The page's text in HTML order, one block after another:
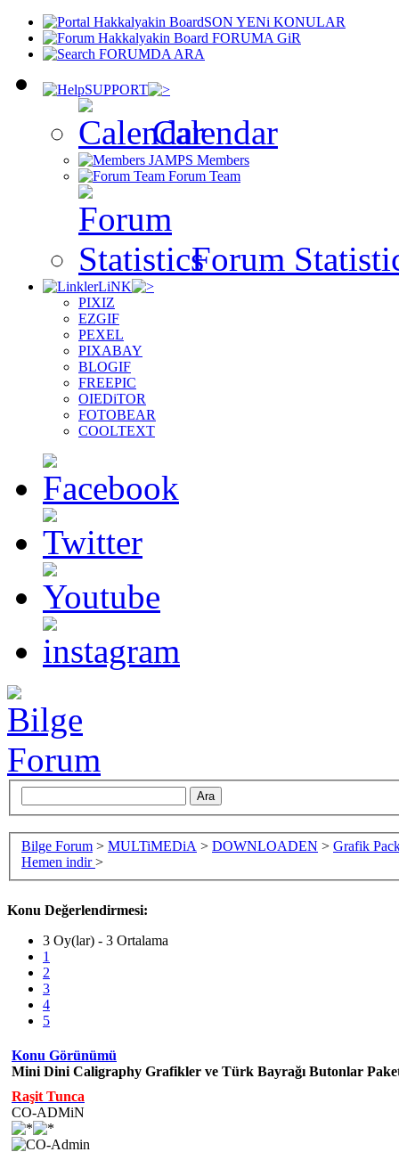
SON YENi KONULAR
FORUMA GiR
FORUMDA ARA
SUPPORT
Calendar
Members
Forum Team
Forum
LiNK
PIXIZ
EZGIF
PEXEL
PIXABAY
BLOGIF
FREEPIC
OIEDiTOR
FOTOBEAR
COOLTEXT
Bilge Forum > MULTiMEDiA > DOWNLOADEN > Grafik
Hemen indir>
Konu Değerlendirmesi:
3 Oy(lar) - 3 Ortalama
1
2
3
4
5
Konu Görünümü
Mini Dini Caligraphy Grafikler ve Türk Bayrağı Butonlar
Raşit Tunca
CO-ADMiN